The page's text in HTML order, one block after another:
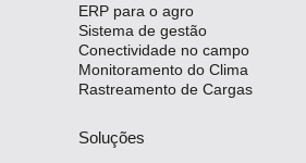
ERP para o agro
Sistema de gestão
Conectividade no campo
Monitoramento do Clima
Rastreamento de Cargas
Soluções